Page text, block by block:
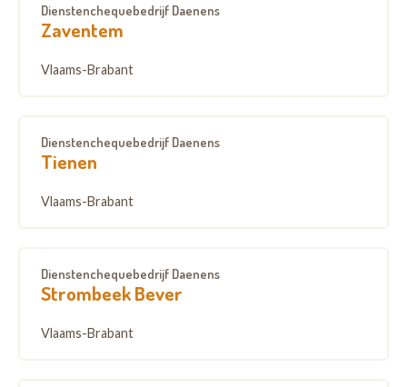
Dienstenchequebedrijf Daenens
Zaventem
Vlaams-Brabant
Dienstenchequebedrijf Daenens
Tienen
Vlaams-Brabant
Dienstenchequebedrijf Daenens
Strombeek Bever
Vlaams-Brabant